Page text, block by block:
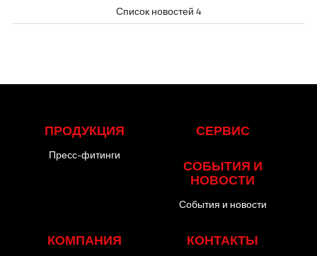
Список новостей 4
ПРОДУКЦИЯ
Пресс-фитинги
СЕРВИС
СОБЫТИЯ И
НОВОСТИ
События и новости
КОМПАНИЯ
КОНТАКТЫ